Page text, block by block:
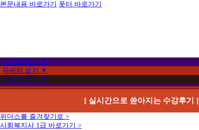
본문내용 바로가기 풋터 바로가기
자세히 보기 ▼
자세히 보기 ▼
자세히 보기 ▼
[ 실시간으로 쏟아지는 수강후기 ]
위더스를 즐겨찾기로 >
사회복지사 1급 바로가기 >